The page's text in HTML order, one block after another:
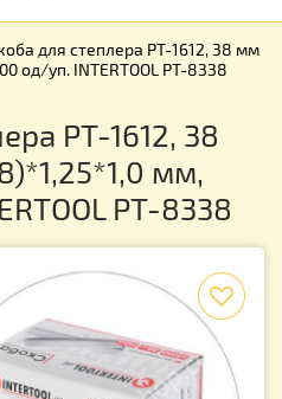
для степлера РТ-1612, 38 мм
од/уп. INTERTOOL PT-8338
РТ-1612, 38
мм,
PT-8338